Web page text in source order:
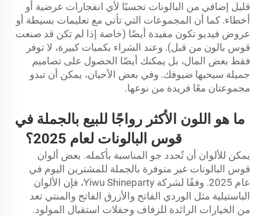
قليل إضافي من البالونات تحسبًا لأي انفجارات عرضية أو
أخطاء. كما أن المجموعات التي تأتي مع تعليمات بسيطة أو
عروض فيديو تكون مفيدة أيضًا (خاصة إذا لم تكن قد صنعت
قوس بالون من قبل). وعند الشراء بكميات كبيرة، لا توفر
فقط بعض المال، بل يمكنك أيضًا الحصول على تصاميم
جميلة سيحبها ضيوفك. وفي بعض الأحيان، يمكن أن تبدو
مجموعتان معًا فريدة من نوعها.
ما هو اللون الأكثر رواجًا للبيع بالجملة في
قوس البالونات لعام 2025؟
يمكن للألوان أن تُحدد جو المناسبة بأكمله. بعض ألوان
قوس البالونات غير متوفرة بالجملة للمشترين اليوم في
عام 2025. وفقًا لشركة Yiwu Shineparty، فإن الألوان
الباستيلية مثل الوردي الفاتح والأزرق الفاتح والمنتي تعد
من الخيارات الرائدة للزفاف وحفلات استقبال المولود.